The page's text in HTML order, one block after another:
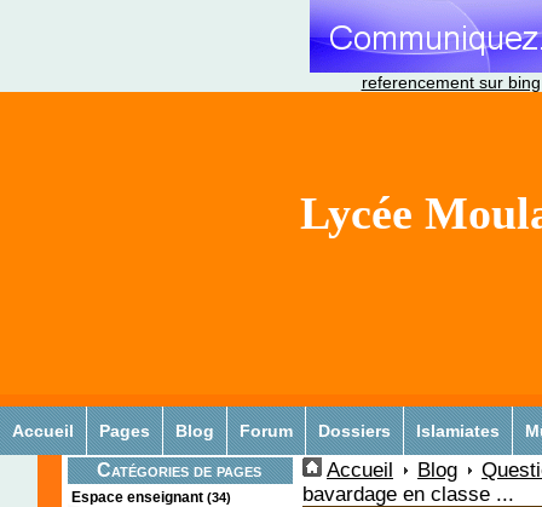
referencement sur bing
Lycée
Accueil Pages Blog Forum Dossiers Islamiates
Catégories de pages
Espace enseignant (34)
Accueil Blog
bavardage en classe ...